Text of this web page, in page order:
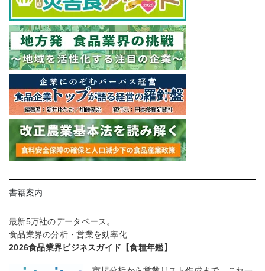
書籍案内
最新5万社のデータベース。
食品業界の分析・営業を効率化
2026食品業界ビジネスガイド【食糧年鑑】